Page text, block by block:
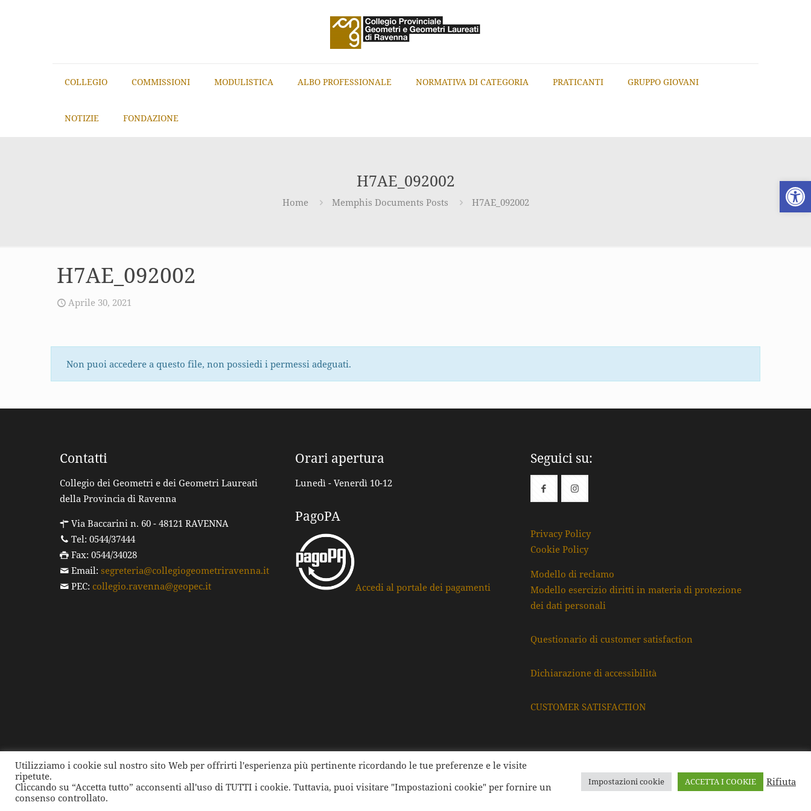
Apri
COLLEGIO COMMISSIONI MODULISTICA ALBO PROFESSIONALE NORMATIVA DI CATEGORIA PRATICANTI GRUPPO GIOVANI
NOTIZIE FONDAZIONE
H7AE_092002
Home Memphis Documents Posts H7AE_092002
H7AE_092002
Aprile 30, 2021
Non puoi accedere a questo file, non possiedi i permessi adeguati.
Contatti
Collegio dei Geometri e dei Geometri Laureati
della Provincia di Ravenna
Via Baccarini n. 60 - 48121 RAVENNA
Tel: 0544/37444
Fax: 0544/34028
Email: segreteria@collegiogeometriravenna.it
PEC: collegio.ravenna@geopec.it
Orari apertura
Lunedì - Venerdì 10-12
PagoPA
Accedi al portale dei pagamenti
Seguici su:
Privacy Policy
Cookie Policy
Modello di reclamo
Modello esercizio diritti in materia di protezione
dei dati personali
Questionario di customer satisfaction
Dichiarazione di accessibilità
CUSTOMER SATISFACTION
© 2026 Collegio dei Geometri e dei Geometri Laureati della Provincia di Ravenna | Tutti i diritti Riservati | Cod.F. e P.Iva: 80009220395
Utilizziamo i cookie sul nostro sito Web per offrirti l'esperienza più pertinente ricordando le tue preferenze e le visite
ripetute.
Cliccando su “Accetta tutto” acconsenti all'uso di TUTTI i cookie. Tuttavia, puoi visitare "Impostazioni cookie" per fornire un
consenso controllato.
Impostazioni cookie ACCETTA I COOKIE Rifiuta